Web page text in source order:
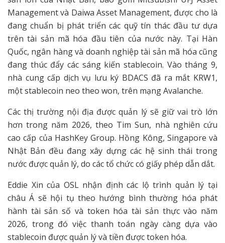
Management và Daiwa Asset Management, được cho là
đang chuẩn bị phát triển các quỹ tín thác đầu tư dựa
trên tài sản mã hóa đầu tiên của nước này. Tại Hàn
Quốc, ngân hàng và doanh nghiệp tài sản mã hóa cũng
đang thúc đẩy các sáng kiến stablecoin. Vào tháng 9,
nhà cung cấp dịch vụ lưu ký BDACS đã ra mắt KRW1,
một stablecoin neo theo won, trên mạng Avalanche.
Các thị trường nội địa được quản lý sẽ giữ vai trò lớn
hơn trong năm 2026, theo Tim Sun, nhà nghiên cứu
cao cấp của HashKey Group. Hồng Kông, Singapore và
Nhật Bản đều đang xây dựng các hệ sinh thái trong
nước được quản lý, do các tổ chức có giấy phép dẫn dắt.
Eddie Xin của OSL nhận định các lộ trình quản lý tại
châu Á sẽ hội tụ theo hướng bình thường hóa phát
hành tài sản số và token hóa tài sản thực vào năm
2026, trong đó việc thanh toán ngày càng dựa vào
stablecoin được quản lý và tiền được token hóa.